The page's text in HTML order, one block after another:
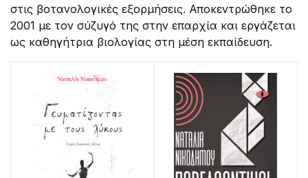
στις βοτανολογικές εξορμήσεις. Αποκεντρώθηκε το
2001 με τον σύζυγό της στην επαρχία και εργάζεται
ως καθηγήτρια βιολογίας στη μέση εκπαίδευση.